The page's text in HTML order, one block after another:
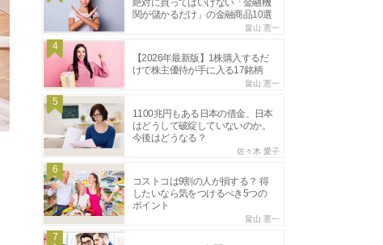
絶対に買ってはいけない「金融機
関が儲かるだけ」の金融商品10選
畠山 憲一
4
【2026年最新版】1株購入するだ
けで株主優待が手に入る17銘柄
畠山 憲一
5
1100兆円もある日本の借金、日本
はどうして破綻していないのか。
今後はどうなる？
佐々木 愛子
6
コストコは9割の人が損する？ 得
したいなら気をつけるべき5つの
ポイント
畠山 憲一
7